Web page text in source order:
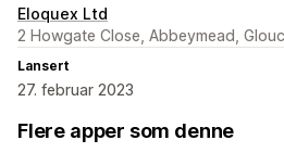
Eloquex Ltd
2 Howgate Close, Abbeymead,
Lansert
27. februar 2023
Flere apper som denne